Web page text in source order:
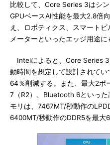
比較して、Core Series 3はシ
GPUベースAI性能を最大2.8倍
え、ロボティクス、スマート
メーターといったエッジ用途に
Intelによると、Core Series
動時間を想定して設計されて
64％削減する。また、最大2
7（R2）、Bluetooth 6といっ
モリは、7467MT/秒動作の
6400MT/秒動作のDDR5を最大